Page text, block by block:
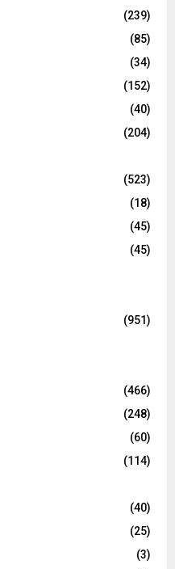
(239)
(85)
(34)
(152)
(40)
(204)
(523)
(18)
(45)
(45)
(951)
(466)
(248)
(60)
(114)
(40)
(25)
(3)